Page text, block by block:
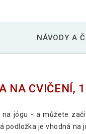
NÁVODY A
NA CVIČENÍ,
jógu - a můžete
podložka je vhodná